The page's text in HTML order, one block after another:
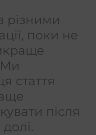
різними
поки не
Ми
стаття
після